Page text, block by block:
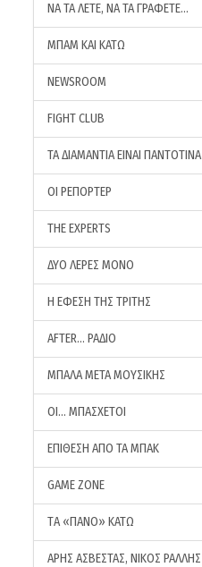
ΝΑ ΤΑ ΛΕΤΕ, ΝΑ ΤΑ ΓΡΑΦΕΤΕ…
ΜΠΑΜ ΚΑΙ ΚΑΤΩ
NEWSROOM
FIGHT CLUB
ΤΑ ΔΙΑΜΑΝΤΙΑ ΕΙΝΑΙ ΠΑΝΤΟΤΙΝΑ
ΟΙ ΡΕΠΟΡΤΕΡ
THE EXPERTS
ΔΥΟ ΛΕΡΕΣ ΜΟΝΟ
Η ΕΦΕΣΗ ΤΗΣ ΤΡΙΤΗΣ
AFTER… ΡΑΔΙΟ
ΜΠΑΛΑ ΜΕΤΑ ΜΟΥΣΙΚΗΣ
ΟΙ… ΜΠΑΣΧΕΤΟΙ
ΕΠΙΘΕΣΗ ΑΠΟ ΤΑ ΜΠΑΚ
GAME ZONE
ΤA «ΠΑΝΟ» ΚΑΤΩ
ΑΡΗΣ ΑΣΒΕΣΤΑΣ, ΝΙΚΟΣ ΡΑΛΛΗΣ